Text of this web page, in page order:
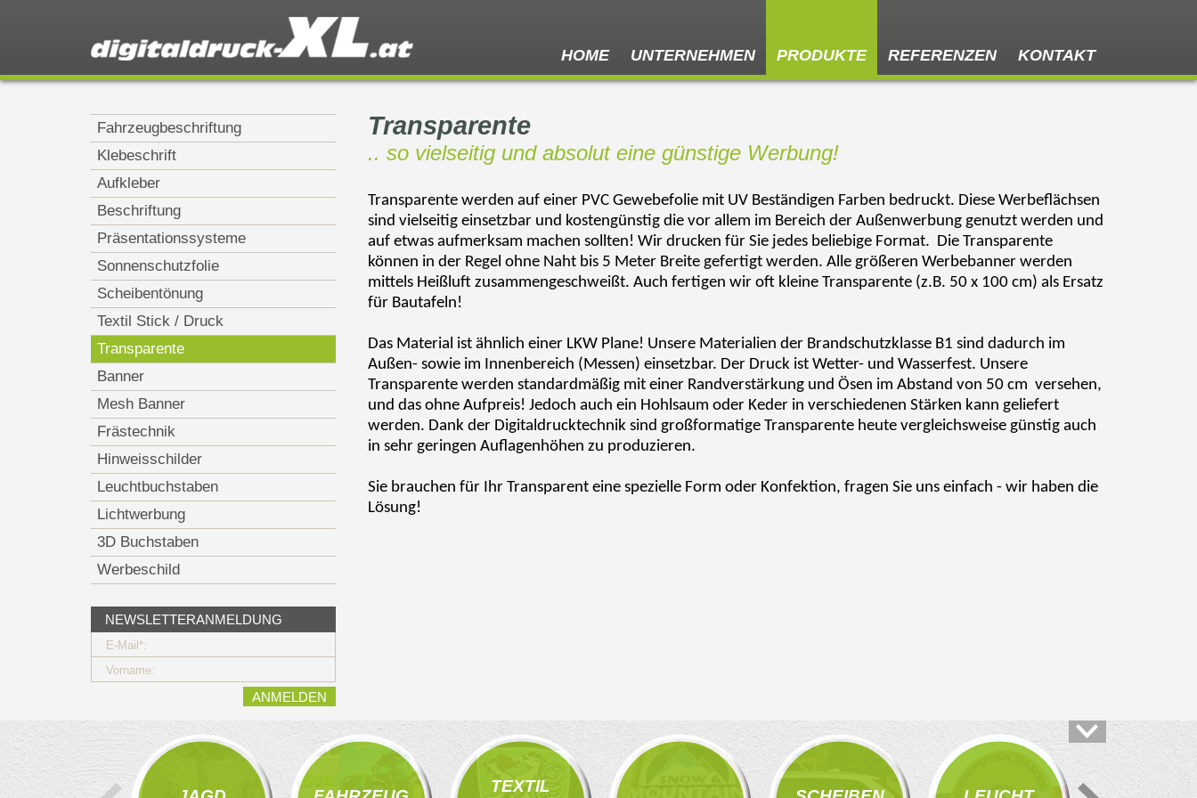
HOME UNTERNEHMEN PRODUKTE REFERENZEN KONTAKT
Fahrzeugbeschriftung
Klebeschrift
Aufkleber
Beschriftung
Präsentationssysteme
Sonnenschutzfolie
Scheibentönung
Textil Stick / Druck
Transparente
Banner
Mesh Banner
Frästechnik
Hinweisschilder
Leuchtbuchstaben
Lichtwerbung
3D Buchstaben
Werbeschild
NEWSLETTERANMELDUNG
E-Mail*:
Vorname:
Transparente
.. so vielseitig und absolut eine günstige Werbung!
Transparente werden auf einer PVC Gewebefolie mit UV Beständigen Farben bedruckt. Diese Werbeflächsen
sind vielseitig einsetzbar und kostengünstig die vor allem im Bereich der Außenwerbung genutzt werden und
auf etwas aufmerksam machen sollten! Wir drucken für Sie jedes beliebige Format. Die Transparente
können in der Regel ohne Naht bis 5 Meter Breite gefertigt werden. Alle größeren Werbebanner werden
mittels Heißluft zusammengeschweißt. Auch fertigen wir oft kleine Transparente (z.B. 50 x 100 cm) als Ersatz
für Bautafeln!
Das Material ist ähnlich einer LKW Plane! Unsere Materialien der Brandschutzklasse B1 sind dadurch im
Außen- sowie im Innenbereich (Messen) einsetzbar. Der Druck ist Wetter- und Wasserfest. Unsere
Transparente werden standardmäßig mit einer Randverstärkung und Ösen im Abstand von 50 cm versehen,
und das ohne Aufpreis! Jedoch auch ein Hohlsaum oder Keder in verschiedenen Stärken kann geliefert
werden. Dank der Digitaldrucktechnik sind großformatige Transparente heute vergleichsweise günstig auch
in sehr geringen Auflagenhöhen zu produzieren.
Sie brauchen für Ihr Transparent eine spezielle Form oder Konfektion, fragen Sie uns einfach - wir haben die
Lösung!
TEXTIL
PRÄSEN